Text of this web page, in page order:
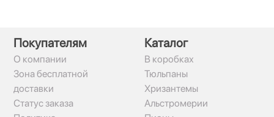
Покупателям
О компании
Зона бесплатной
доставки
Статус заказа
Каталог
В коробках
Тюльпаны
Хризантемы
Альстромерии